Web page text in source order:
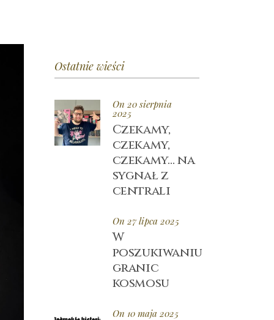
Ostatnie wieści
On 20 sierpnia
2025
Czekamy,
czekamy,
czekamy… na
sygnał z
centrali
On 27 lipca 2025
W
poszukiwaniu
granic
kosmosu
On 10 maja 2025